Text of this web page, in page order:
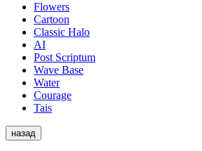
Flowers
Cartoon
Classic Halo
AI
Post Scriptum
Wave Base
Water
Courage
Tais
назад